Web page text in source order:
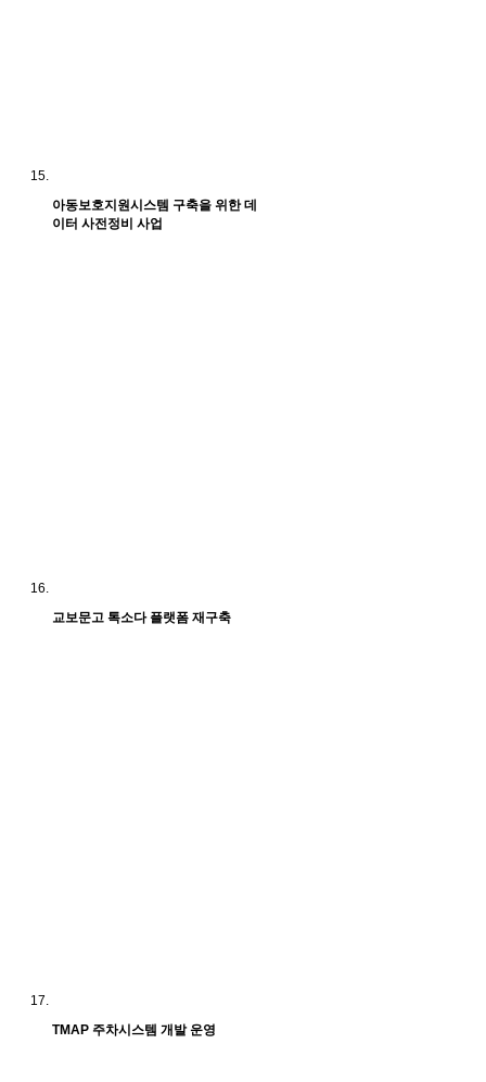
아동보호지원시스템 구축을 위한 데
이터 사전정비 사업
교보문고 톡소다 플랫폼 재구축
TMAP 주차시스템 개발 운영